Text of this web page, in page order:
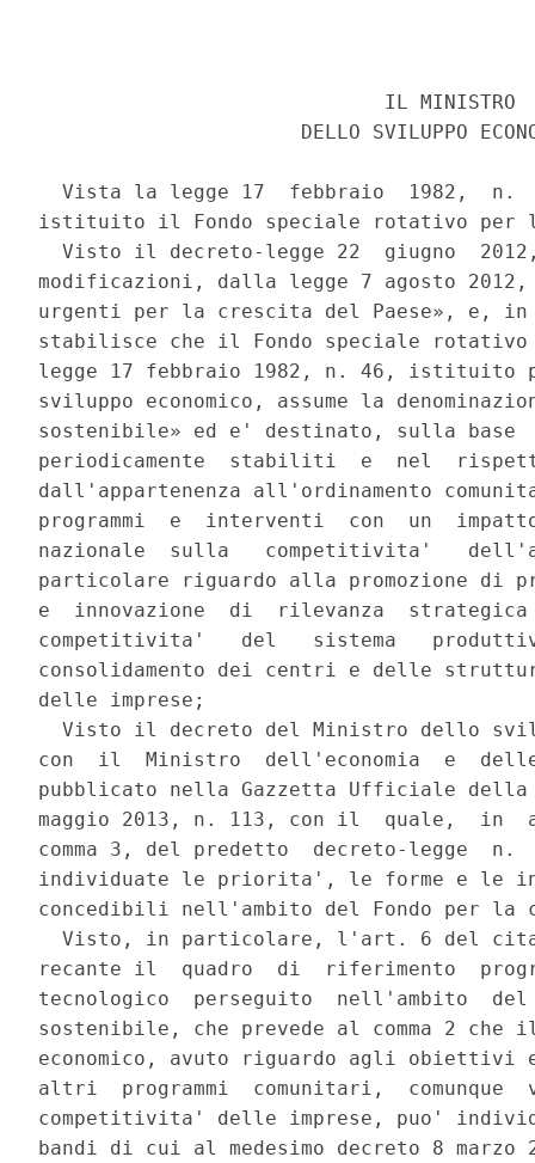
                             IL MINISTRO
DELLO SVILUPPO
Vista la legge 17  febbraio  1982,  n.
istituito il Fondo speciale rotativo per
Visto il decreto-legge 22  giugno
modificazioni, dalla legge 7 agosto
urgenti per la crescita del Paese», e,
stabilisce che il Fondo speciale
legge 17 febbraio 1982, n. 46,
sviluppo economico, assume la
sostenibile» ed e' destinato, sulla
periodicamente  stabiliti  e  nel
dall'appartenenza all'ordinamento
programmi  e  interventi  con  un
nazionale  sulla   competitivita'
particolare riguardo alla promozione di
e  innovazione  di  rilevanza
competitivita'   del   sistema
consolidamento dei centri e delle
delle imprese;
Visto il decreto del Ministro dello
con  il  Ministro  dell'economia  e
pubblicato nella Gazzetta Ufficiale
maggio 2013, n. 113, con il  quale,  in
comma 3, del predetto  decreto-legge
individuate le priorita', le forme e le
concedibili nell'ambito del Fondo per
Visto, in particolare, l'art. 6 del
recante il  quadro  di  riferimento
tecnologico  perseguito  nell'ambito
sostenibile, che prevede al comma 2
economico, avuto riguardo agli
altri  programmi  comunitari,
competitivita' delle imprese, puo'
bandi di cui al medesimo decreto 8